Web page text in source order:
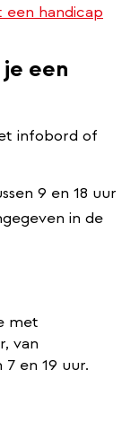
handicap
een
infobord of
9 en 18 uur
in de
met
van
en 19 uur.